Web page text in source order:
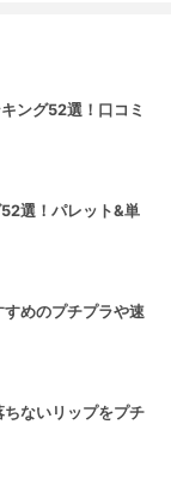
ング52選！口コミ
選！パレット&単
めのプチプラや速
ないリップをプチ